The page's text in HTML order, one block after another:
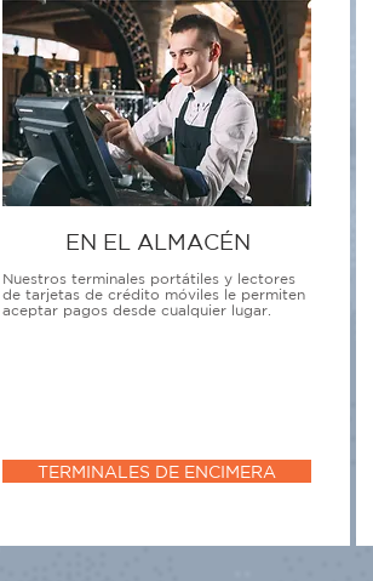
EN EL ALMACÉN
Nuestros terminales portátiles y lectores
de tarjetas de crédito móviles le permiten
aceptar pagos desde cualquier lugar.
TERMINALES DE ENCIMERA